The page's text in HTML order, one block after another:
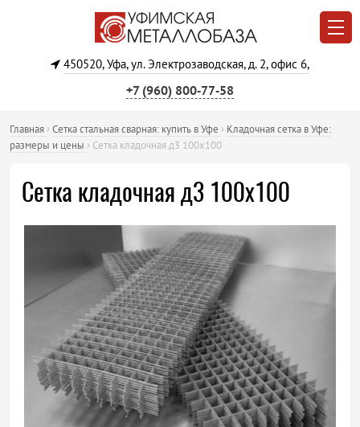
450520, Уфа, ул. Электрозаводская, д. 2, офис 6,
+7 (960) 800‐77‐58
Главная › Сетка стальная сварная: купить в Уфе › Кладочная сетка в Уфе:
размеры и цены › Сетка кладочная д3 100х100
Сетка кладочная д3 100х100